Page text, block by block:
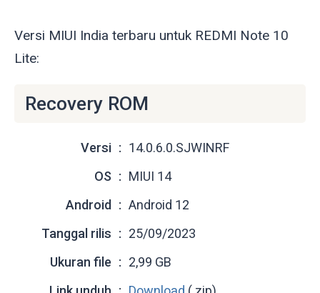
Versi MIUI India terbaru untuk REDMI Note 10
Lite:
Recovery ROM
Versi
14.0.6.0.SJWINRF
OS
MIUI 14
Android
Android 12
Tanggal rilis
25/09/2023
Ukuran file
2,99 GB